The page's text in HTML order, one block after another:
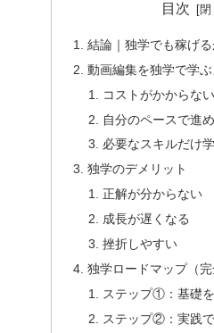
目次
結論｜独学でも稼げ
動画編集を独学で学ぶ
コストがかからない
自分のペースで進
必要なスキルだけ
独学のデメリット
正解が分からない
成長が遅くなる
挫折しやすい
独学ロードマップ（完
ステップ①：基礎
ステップ②：実践